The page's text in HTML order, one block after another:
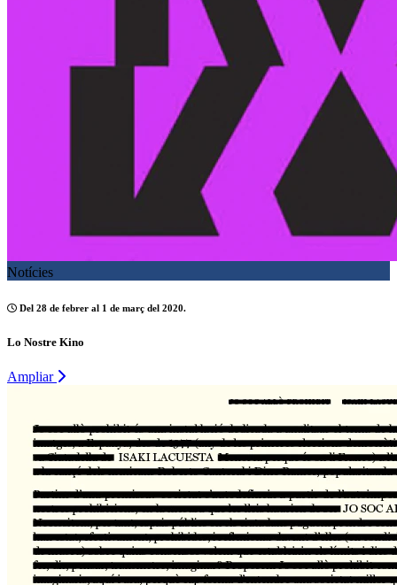
Notícies
Del 28 de febrer al 1 de març del 2020.
Lo Nostre Kino
Ampliar